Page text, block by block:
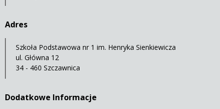
Adres
Szkoła Podstawowa nr 1 im. Henryka Sienkiewicza
ul. Główna 12
34 - 460 Szczawnica
Dodatkowe Informacje